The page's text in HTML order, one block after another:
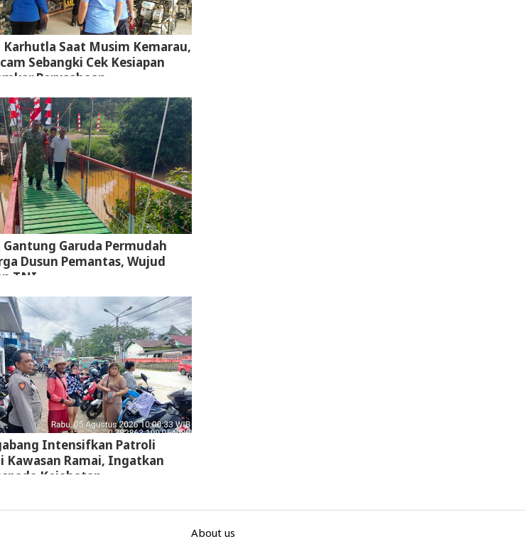
Saat Musim Kemarau,
Sebangki Cek Kesiapan
Perusahaan
Gantung Garuda Permudah
Dusun Pemantas, Wujud
TNI
Intensifkan Patroli
Kawasan Ramai, Ingatkan
Kejahatan
About us